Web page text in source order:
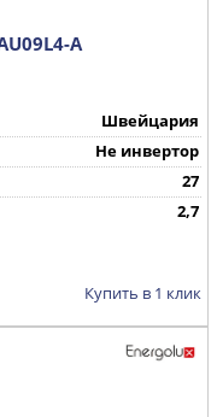
A
Швейцария
Не инвертор
27
2,7
Купить в 1 клик